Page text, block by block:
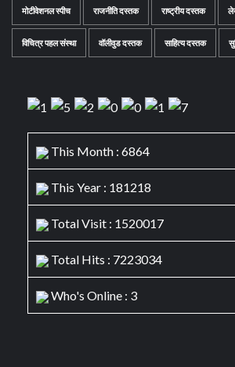
मोटीवेशनल स्पीच राजनीति दस्तक राष्ट्रीय दस्तक
विचित्र पहल संस्था वॉलीवुड दस्तक साहित्य दस्तक
This Month : 6864
This Year : 181218
Total Visit : 1520017
Total Hits : 7223034
Who's Online : 3